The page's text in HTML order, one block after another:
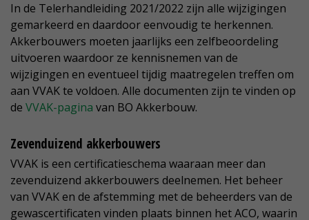
In de Telerhandleiding 2021/2022 zijn alle wijzigingen
gemarkeerd en daardoor eenvoudig te herkennen.
Akkerbouwers moeten jaarlijks een zelfbeoordeling
uitvoeren waardoor ze kennisnemen van de
wijzigingen en eventueel tijdig maatregelen treffen om
aan VVAK te voldoen. Alle documenten zijn te vinden op
de VVAK-pagina van BO Akkerbouw.
Zevenduizend akkerbouwers
VVAK is een certificatieschema waaraan meer dan
zevenduizend akkerbouwers deelnemen. Het beheer
van VVAK en de afstemming met de beheerders van de
gewascertificaten vinden plaats binnen het ACO, waarin